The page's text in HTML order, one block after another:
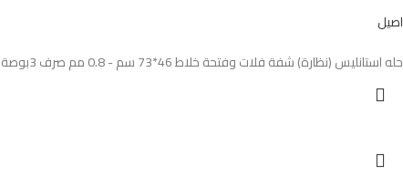
اصيل
حله استانليس (نظارة) شفة فلات وفتحة خلاط 46*73 سم - 0.8 مم صرف 3بوصة + سلة استانليس + خزان صابون + طقم التثيت اصيل تركي AS-188